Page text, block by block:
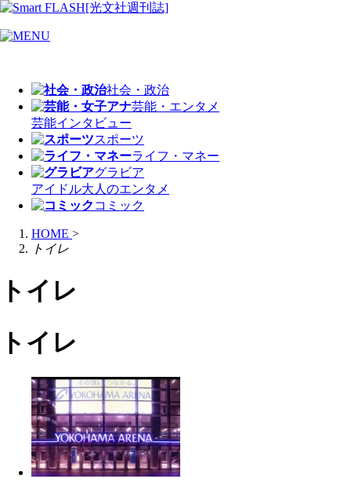
社会・政治
芸能・エンタメ
芸能インタビュー
スポーツ
ライフ・マネー
グラビア
アイドル大人のエンタメ
コミック
HOME >
トイレ
トイレ
トイレ